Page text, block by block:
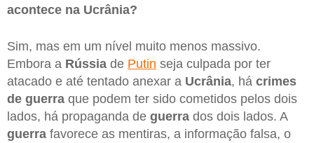
acontece na Ucrânia?
Sim, mas em um nível muito menos massivo.
Embora a Rússia de Putin seja culpada por ter
atacado e até tentado anexar a Ucrânia, há crimes
de guerra que podem ter sido cometidos pelos dois
lados, há propaganda de guerra dos dois lados. A
guerra favorece as mentiras, a informação falsa, o